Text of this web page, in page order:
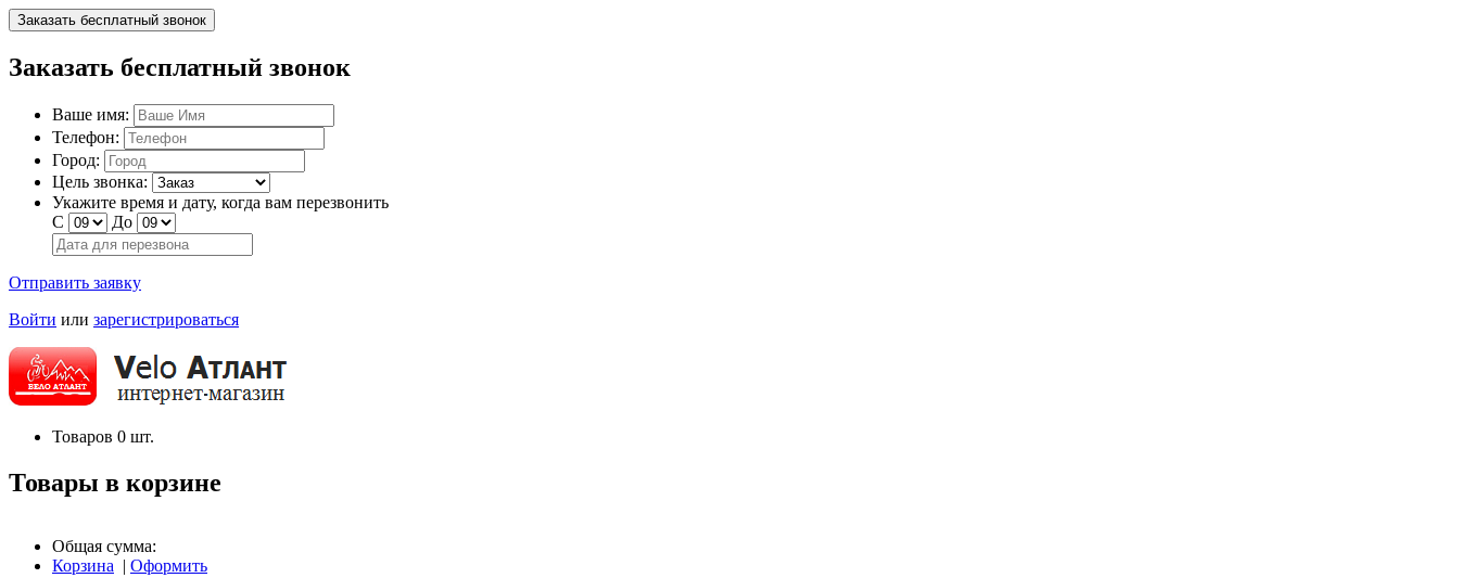
Заказать бесплатный звонок
Заказать бесплатный звонок
Ваше имя:
Телефон:
Город:
Цель звонка:
Укажите время и дату, когда вам перезвонить
С
До
Отправить заявку
Войти или зарегистрироваться
Товаров 0 шт.
Товары в корзине
Общая сумма:
Корзина | Оформить